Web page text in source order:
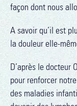
façon dont nous
A savoir qu’il est
la douleur elle-
D’après le docteur
pour renforcer
des maladies